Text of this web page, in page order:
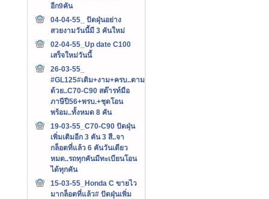
อีก9คัน
04-04-55_ ปัดฝุ่นอย่าง
สวยงามวันนี้มี 3 คันใหม่
02-04-55_Up date C100
เสร็จใหม่วันนี้
26-03-55_
#GL125#เดิม+งาม+ครบ..ตาม
ด้วย..C70-C90 สต๊ารท์มือ
ภาษีปี56+พรบ.+ชุดโอน
พร้อม..ทั้งหมด 8 คัน
19-03-55_C70-C90 ปัดฝุ่น
เพิ่มเติมอีก 3 คัน 3 สี..จา
กล็อตที่แล้ว 6 คันวันเดียว
หมด..รถทุกคันมีทะเบียนโอน
ได้ทุกคัน
15-03-55_Honda C ขายไว
มากล็อตที่แล้ว# ปัดฝุ่นเพิ่ม